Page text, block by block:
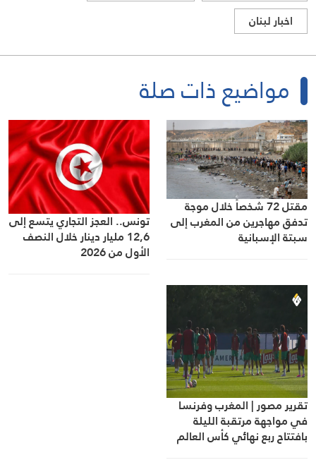
اخبار لبنان
مواضيع ذات صلة
مقتل 72 شخصاً خلال موجة
تدفق مهاجرين من المغرب إلى
سبتة الإسبانية
تونس.. العجز التجاري يتسع إلى
12,6 مليار دينار خلال النصف
الأول من 2026
تقرير مصور | المغرب وفرنسا
في مواجهة مرتقبة الليلة
بافتتاح ربع نهائي كأس العالم